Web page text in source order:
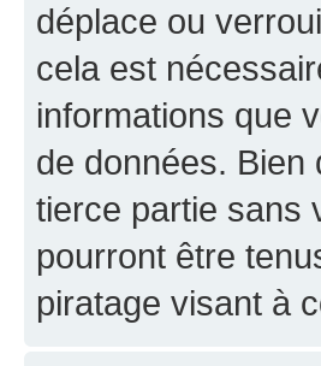
déplace ou
cela est
informations que
de données. Bien
tierce partie sans
pourront être
piratage visant à